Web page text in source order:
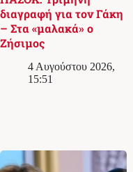
διαγραφή για τον Γάκη
– Στα «μαλακά» ο
Ζήσιμος
4 Αυγούστου 2026,
15:51